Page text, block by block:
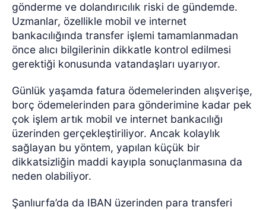
gönderme ve dolandırıcılık riski de gündemde.
Uzmanlar, özellikle mobil ve internet
bankacılığında transfer işlemi tamamlanmadan
önce alıcı bilgilerinin dikkatle kontrol edilmesi
gerektiği konusunda vatandaşları uyarıyor.
Günlük yaşamda fatura ödemelerinden alışverişe,
borç ödemelerinden para gönderimine kadar pek
çok işlem artık mobil ve internet bankacılığı
üzerinden gerçekleştiriliyor. Ancak kolaylık
sağlayan bu yöntem, yapılan küçük bir
dikkatsizliğin maddi kayıpla sonuçlanmasına da
neden olabiliyor.
Şanlıurfa’da da IBAN üzerinden para transferi